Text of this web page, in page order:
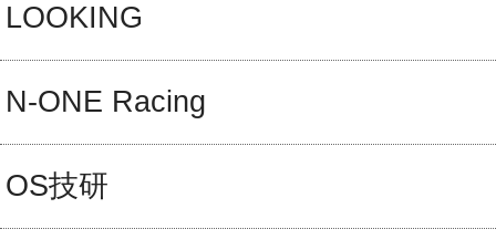
LOOKING
N-ONE Racing
OS技研